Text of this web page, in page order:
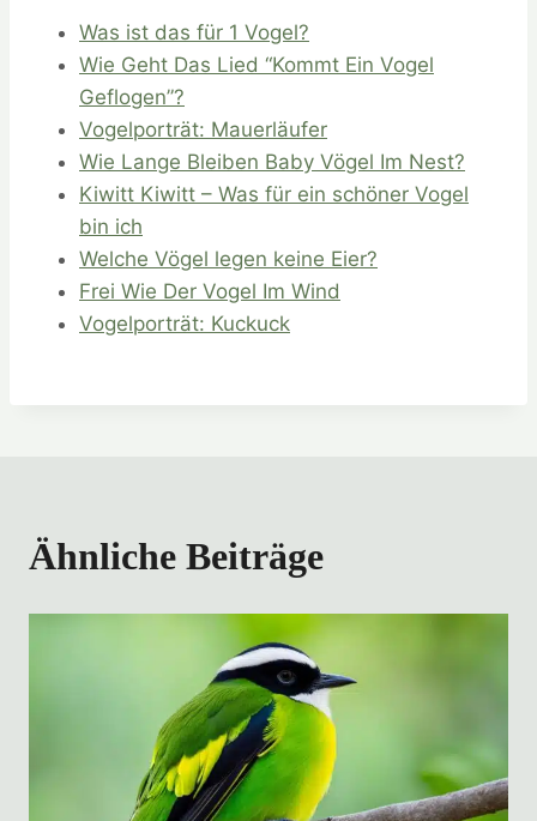
Was ist das für 1 Vogel?
Wie Geht Das Lied “Kommt Ein Vogel
Geflogen”?
Vogelporträt: Mauerläufer
Wie Lange Bleiben Baby Vögel Im Nest?
Kiwitt Kiwitt – Was für ein schöner Vogel
bin ich
Welche Vögel legen keine Eier?
Frei Wie Der Vogel Im Wind
Vogelporträt: Kuckuck
Ähnliche Beiträge